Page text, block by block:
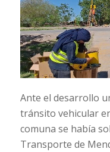
Ante el desarrollo
tránsito vehicular
comuna se había
Transporte de